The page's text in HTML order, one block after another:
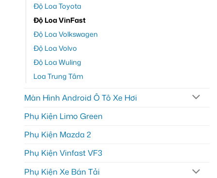
Độ Loa Toyota
Độ Loa VinFast
Độ Loa Volkswagen
Độ Loa Volvo
Độ Loa Wuling
Loa Trung Tâm
Màn Hình Android Ô Tô Xe Hơi
Phụ Kiện Limo Green
Phụ Kiện Mazda 2
Phụ Kiện Vinfast VF3
Phụ Kiện Xe Bán Tải